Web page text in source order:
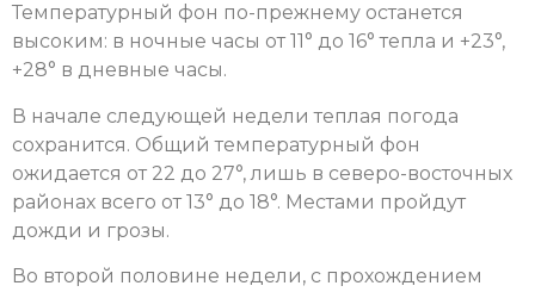
Температурный фон по-прежнему останется
высоким: в ночные часы от 11° до 16° тепла и +23°,
+28° в дневные часы.
В начале следующей недели теплая погода
сохранится. Общий температурный фон
ожидается от 22 до 27°, лишь в северо-восточных
районах всего от 13° до 18°. Местами пройдут
дожди и грозы.
Во второй половине недели, с прохождением